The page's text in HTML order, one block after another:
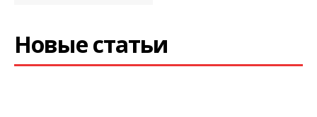
Новые статьи